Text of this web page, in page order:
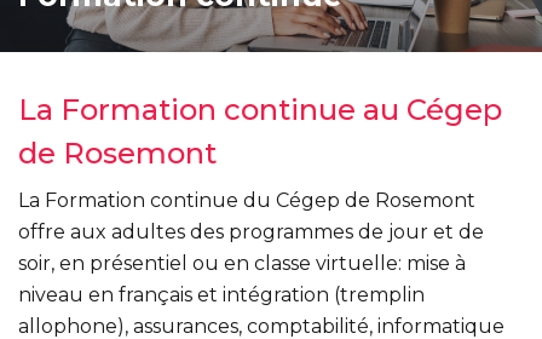
La Formation continue au Cégep
de Rosemont
La Formation continue du Cégep de Rosemont
offre aux adultes des programmes de jour et de
soir, en présentiel ou en classe virtuelle: mise à
niveau en français et intégration (tremplin
allophone), assurances, comptabilité, informatique